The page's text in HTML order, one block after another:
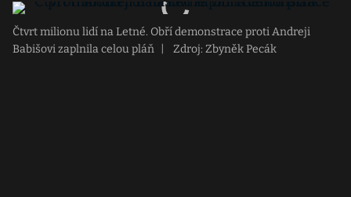
Čtvrt milionu lidí na Letné. Obří demonstrace proti Andreji
Babišovi zaplnila celou pláň
Zdroj: Zbyněk Pecák